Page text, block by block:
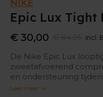
NIKE
Epic Lux Tight
€ 30,00 Incl.
De Nike Epic Lux
zweetafvoerend
en ondersteuning
Lees meer